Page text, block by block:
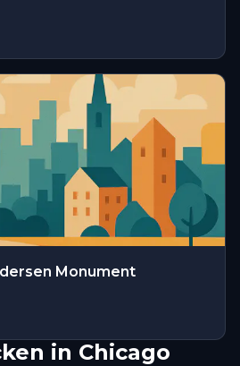
Monument
in Chicago